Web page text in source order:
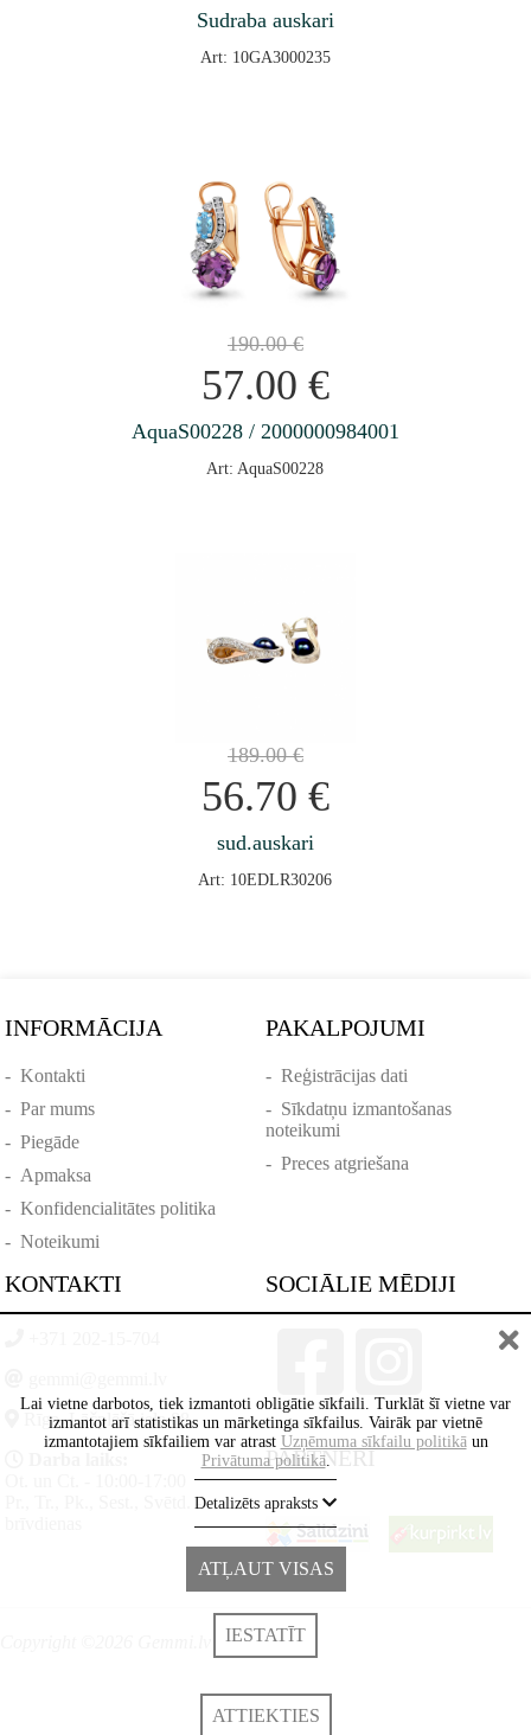
Sudraba auskari
Art: 10GA3000235
190.00€
57.00 €
AquaS00228 / 2000000984001
Art: AquaS00228
189.00€
56.70 €
sud.auskari
Art: 10EDLR30206
INFORMĀCIJA
-Kontakti
-Par mums
-Piegāde
- Apmaksa
-Konfidencialitātes politika
-Noteikumi
PAKALPOJUMI
- Reģistrācijas dati
- Sīkdatņu izmantošanas
noteikumi
- Preces atgriešana
KONTAKTI
Rīga, Lāčplēšā iela 88
Pr., Tr., Pk., Sest., Svētd. -
SOCIĀLIE MĒDIJI
PARTNERI
Lai vietne darbotos, tiek izmantoti obligātie sīkfaili. Turklāt šī vietne var
izmantot arī statistikas un mārketinga sīkfailus. Vairāk par vietnē
izmantotajiem sīkfailiem var atrast Uzņēmuma sīkfailu politikāun
Privātuma politikā.
Detalizēts apraksts
ATĻAUT VISAS
IESTATĪT
ATTIEKTIES